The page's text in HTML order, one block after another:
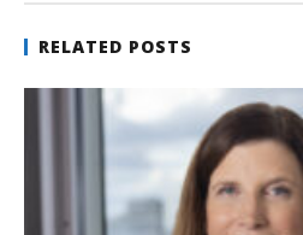
RELATED POSTS